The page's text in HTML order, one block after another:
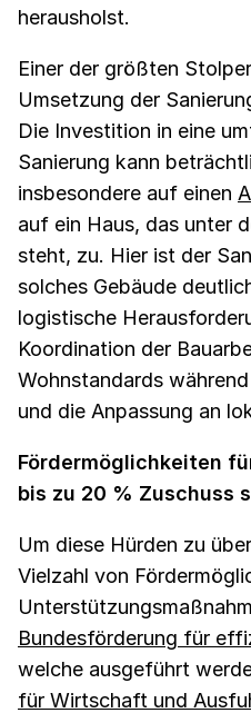
herausholst.
Einer der größten
Umsetzung der
Die Investition in eine
Sanierung kann
insbesondere auf einen
auf ein Haus, das unter
steht, zu. Hier ist der
solches Gebäude
logistische
Koordination der
Wohnstandards
und die Anpassung an
Fördermöglichkeiten
bis zu 20 % Zuschuss
Um diese Hürden zu
Vielzahl von
Bundesförderung für
welche ausgeführt
für Wirtschaft und